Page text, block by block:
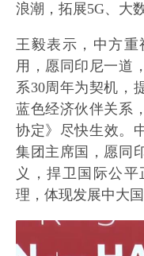
浪潮，拓展5G、大
王毅表示，中方
用，愿同印尼一道
系30周年为契机，
蓝色经济伙伴关系
协定》尽快生效。
集团主席国，愿同
义，捍卫国际公
理，体现发展中大国